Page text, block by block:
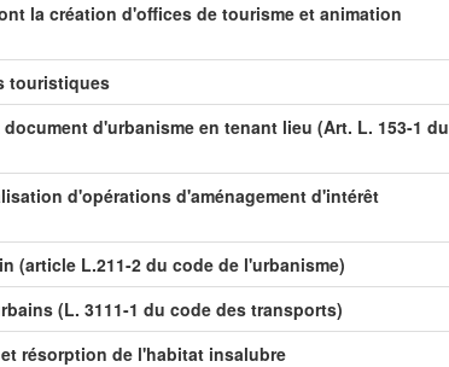
la création d'offices de tourisme et animation
touristiques
d'urbanisme en tenant lieu (Art. L. 153-1 du
d'opérations d'aménagement d'intérêt
(article L.211-2 du code de l'urbanisme)
(L. 3111-1 du code des transports)
résorption de l'habitat insalubre